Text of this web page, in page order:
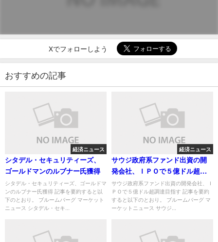
Xでフォローしよう
おすすめの記事
経済ニュース
シタデル・セキュリティーズ、
ゴールドマンのルブナー氏獲得
シタデル・セキュリティーズ、ゴールドマ
ンのルブナー氏獲得 記事を要約すると以
下のとおり。 ブルームバーグ マーケット
ニュース シタデル・セキ...
経済ニュース
サウジ政府系ファンド出資の開
発会社、ＩＰＯで５億ドル超調
達目指す
サウジ政府系ファンド出資の開発会社、Ｉ
ＰＯで５億ドル超調達目指す 記事を要約
すると以下のとおり。 ブルームバーグ マ
ーケットニュース サウジ...